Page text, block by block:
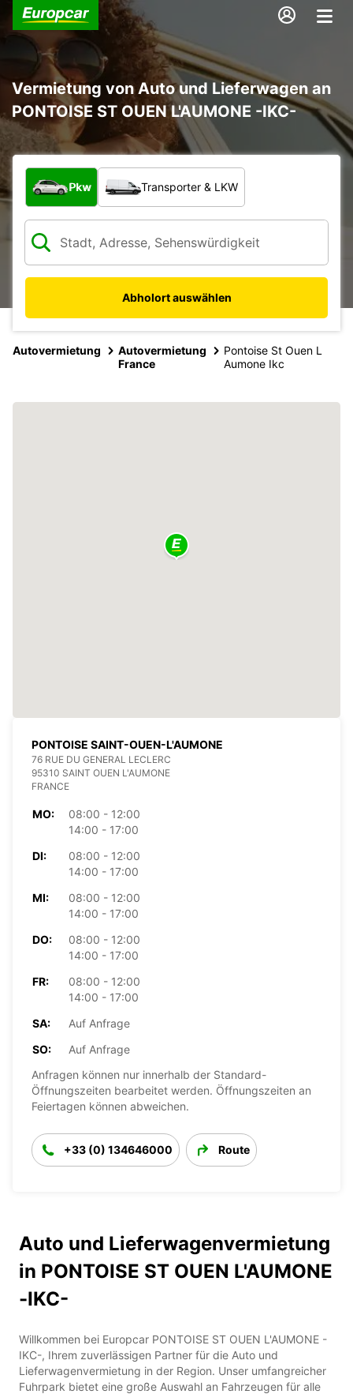
Vermietung von Auto und Lieferwagen an
PONTOISE ST OUEN L'AUMONE -IKC-
Welche Art von Fahrzeug?
Pkw Transporter & LKW
Abholort auswählen
Autovermietung
Autovermietung
France
Pontoise St Ouen L
Aumone Ikc
PONTOISE SAINT-OUEN-L'AUMONE
76 RUE DU GENERAL LECLERC
95310 SAINT OUEN L'AUMONE
FRANCE
MO:
08:00 - 12:00
14:00 - 17:00
DI:
08:00 - 12:00
14:00 - 17:00
MI:
08:00 - 12:00
14:00 - 17:00
DO:
08:00 - 12:00
14:00 - 17:00
FR:
08:00 - 12:00
14:00 - 17:00
SA:
Auf Anfrage
SO:
Auf Anfrage
Anfragen können nur innerhalb der Standard-
Öffnungszeiten bearbeitet werden. Öffnungszeiten an
Feiertagen können abweichen.
+33 (0) 134646000 Route
Auto und Lieferwagenvermietung
in PONTOISE ST OUEN L'AUMONE
-IKC-
Willkommen bei Europcar PONTOISE ST OUEN L'AUMONE -
IKC-, Ihrem zuverlässigen Partner für die Auto und
Lieferwagenvermietung in der Region. Unser umfangreicher
Fuhrpark bietet eine große Auswahl an Fahrzeugen für alle